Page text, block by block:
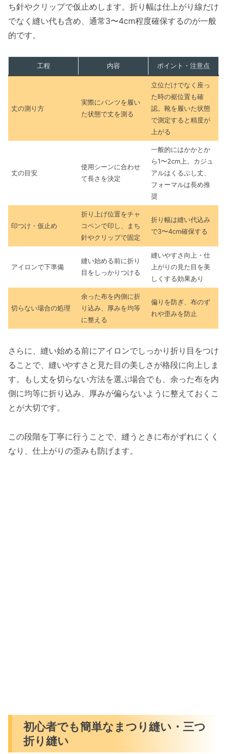
ち針やクリップで仮止めします。折り幅は仕上がり線だけ
でなく縫い代も含め、通常3〜4cm程度確保するのが一般
的です。
工程 内容 ポイント・注意点
丈の測り方
実際にパンツを履い
た状態で丈を測る
立位だけでなく座っ
た時の裾位置も確
認。靴を履いた状態
で測定すると精度が
上がる
丈の目安
使用シーンに合わせ
て長さを決定
一般的にはかかとか
ら1〜2cm上。カジュ
アルはくるぶし丈、
フォーマルは長め推
奨
印つけ・仮止め
折り上げ位置をチャ
コペンで印し、まち
針やクリップで固定
折り幅は縫い代込み
で3〜4cm確保する
アイロンで下準備
縫い始める前に折り
目をしっかりつける
縫いやすさ向上・仕
上がりの見た目を美
しくする効果あり
切らない場合の処理
余った布を内側に折
り込み、厚みを均等
に整える
偏りを防ぎ、布のず
れや歪みを防止
さらに、縫い始める前にアイロンでしっかり折り目をつけ
ることで、縫いやすさと見た目の美しさが格段に向上しま
す。もし丈を切らない方法を選ぶ場合でも、余った布を内
側に均等に折り込み、厚みが偏らないように整えておくこ
とが大切です。
この段階を丁寧に行うことで、縫うときに布がずれにくく
なり、仕上がりの歪みも防げます。
初心者でも簡単なまつり縫い・三つ
折り縫い